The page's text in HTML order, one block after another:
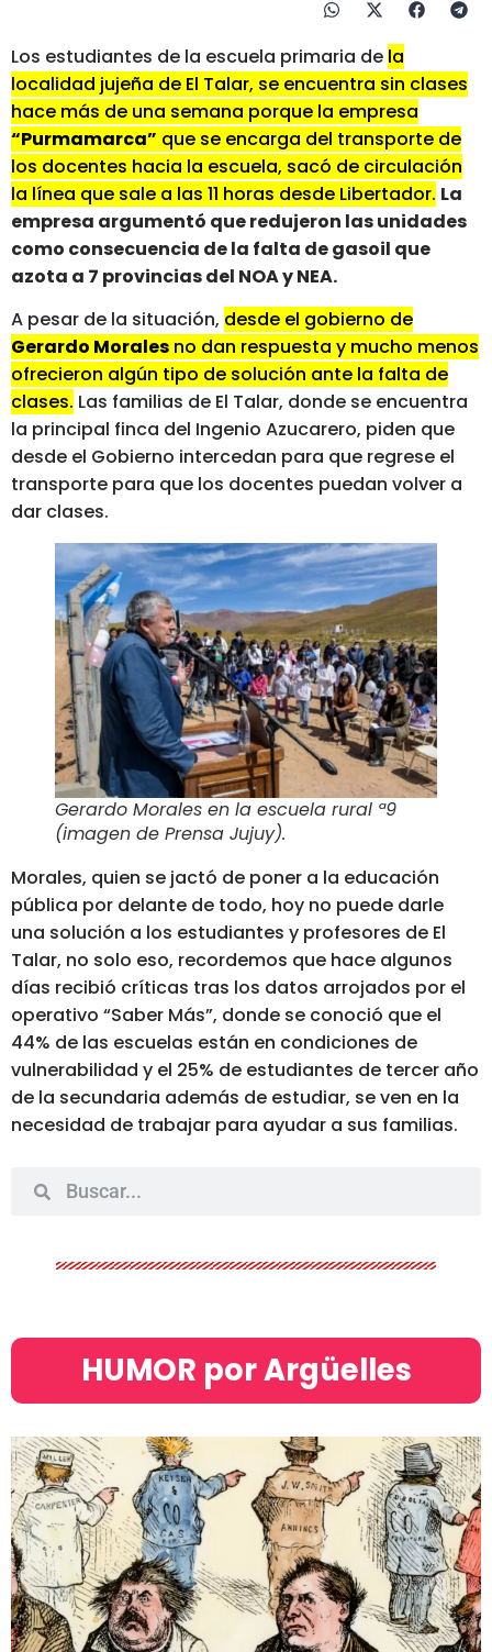
Los estudiantes de la escuela primaria de la
localidad jujeña de El Talar, se encuentra sin clases
hace más de una semana porque la empresa
“Purmamarca” que se encarga del transporte de
los docentes hacia la escuela, sacó de circulación
la línea que sale a las 11 horas desde Libertador. La
empresa argumentó que redujeron las unidades
como consecuencia de la falta de gasoil que
azota a 7 provincias del NOA y NEA.
A pesar de la situación, desde el gobierno de
Gerardo Morales no dan respuesta y mucho menos
ofrecieron algún tipo de solución ante la falta de
clases. Las familias de El Talar, donde se encuentra
la principal finca del Ingenio Azucarero, piden que
desde el Gobierno intercedan para que regrese el
transporte para que los docentes puedan volver a
dar clases.
Gerardo Morales en la escuela rural ª9
(imagen de Prensa Jujuy).
Morales, quien se jactó de poner a la educación
pública por delante de todo, hoy no puede darle
una solución a los estudiantes y profesores de El
Talar, no solo eso, recordemos que hace algunos
días recibió críticas tras los datos arrojados por el
operativo “Saber Más”, donde se conoció que el
44% de las escuelas están en condiciones de
vulnerabilidad y el 25% de estudiantes de tercer año
de la secundaria además de estudiar, se ven en la
necesidad de trabajar para ayudar a sus familias.
HUMOR por Argüelles​